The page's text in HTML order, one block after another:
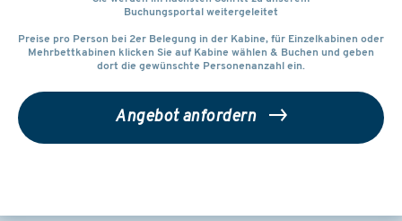
Buchungsportal weitergeleitet
Preise pro Person bei 2er Belegung in der Kabine, für Einzelkabinen oder
Mehrbettkabinen klicken Sie auf Kabine wählen & Buchen und geben
dort die gewünschte Personenanzahl ein.
Angebot anfordern